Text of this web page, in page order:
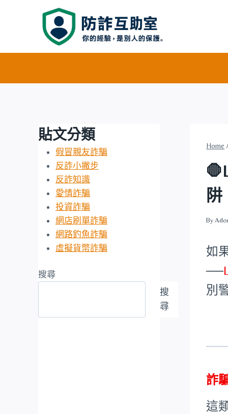
Home
阱
By
如
──
別
詐
這
貼文分類
假冒親友詐騙
反詐小撇步
反詐知識
愛情詐騙
投資詐騙
網店刷單詐騙
網路釣魚詐騙
虛擬貨幣詐騙
搜尋
搜
尋